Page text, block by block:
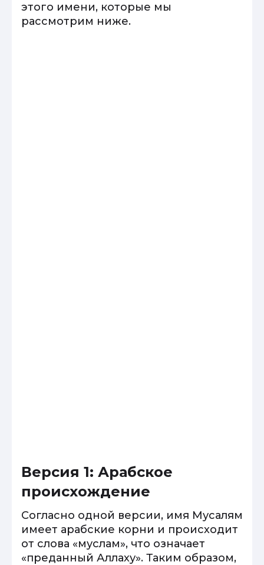
этого имени, которые мы
рассмотрим ниже.
Версия 1: Арабское
происхождение
Согласно одной версии, имя Мусалям
имеет арабские корни и происходит
от слова «муслам», что означает
«преданный Аллаху». Таким образом,